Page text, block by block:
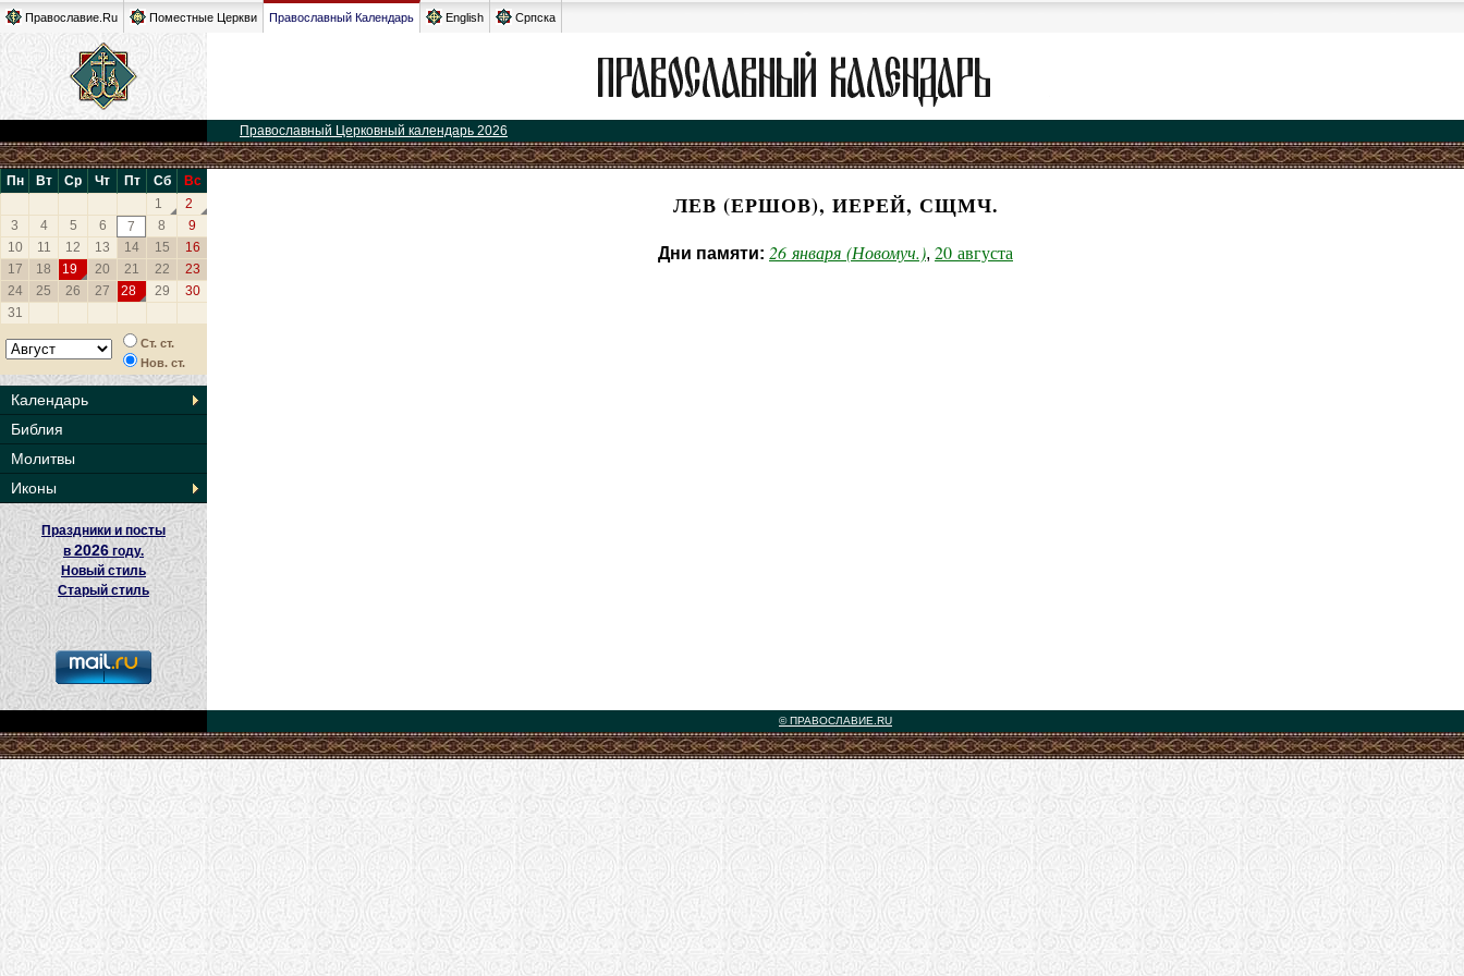
Православие.Ru Поместные Церкви Православный Календарь English Српска
Православный Церковный календарь 2026
Пн Вт Ср Чт Пт Сб
Вс
1
2
3
4 5 6 7 8
9
10
11 12 13 14 15
16
17
18 19 20 21 22
23
24
25 26 27 28 29
30
31
Ст. ст.
Нов. ст.
Календарь
Библия
Молитвы
Иконы
Праздники и посты
в2026 году.
Новый стиль
Старый стиль
ЛЕВ (ЕРШОВ), ИЕРЕЙ, СЩМЧ.
Дни памяти: 26 января (Новомуч.), 20 августа
© ПРАВОСЛАВИЕ.RU